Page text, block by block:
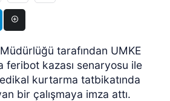
tarafından UMKE
feribot kazası senaryosu ile
kurtarma tatbikatında
bir çalışmaya imza attı.